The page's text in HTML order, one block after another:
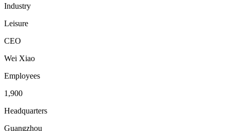
Industry
Leisure
CEO
Wei Xiao
Employees
1,900
Headquarters
Guangzhou